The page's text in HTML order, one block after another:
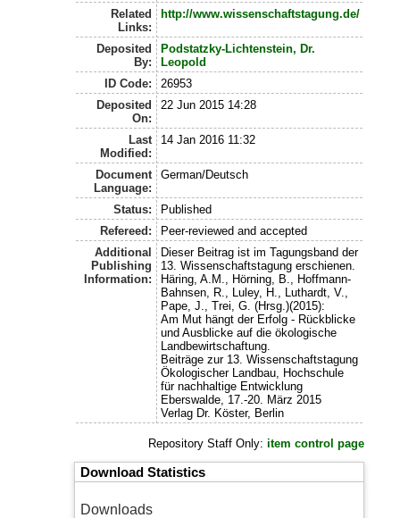
Related
Links:
http://www.wissenschaftstagung.de/
Deposited
By:
Podstatzky-Lichtenstein, Dr.
Leopold
ID Code:
26953
Deposited
On:
22 Jun 2015 14:28
Last
Modified:
14 Jan 2016 11:32
Document
Language:
German/Deutsch
Status:
Published
Refereed:
Peer-reviewed and accepted
Additional
Publishing
Information:
Dieser Beitrag ist im Tagungsband der
13. Wissenschaftstagung erschienen.
Häring, A.M., Hörning, B., Hoffmann-
Bahnsen, R., Luley, H., Luthardt, V.,
Pape, J., Trei, G. (Hrsg.)(2015):
Am Mut hängt der Erfolg - Rückblicke
und Ausblicke auf die ökologische
Landbewirtschaftung.
Beiträge zur 13. Wissenschaftstagung
Ökologischer Landbau, Hochschule
für nachhaltige Entwicklung
Eberswalde, 17.-20. März 2015
Verlag Dr. Köster, Berlin
Repository Staff Only:item control page
Download Statistics
Downloads